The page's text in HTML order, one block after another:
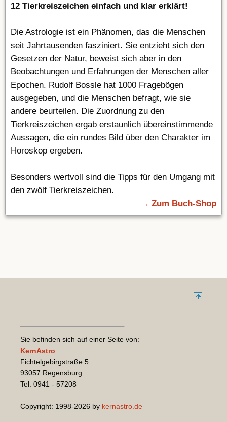
12 Tierkreiszeichen einfach und klar erklärt!
Die Astrologie ist ein Phänomen, das die Menschen
seit Jahrtausenden fasziniert. Sie entzieht sich den
Gesetzen der Natur, beweist sich aber in den
Beobachtungen und Erfahrungen der Menschen aller
Epochen. Rudolf Bossle hat 1000 Fragebögen
ausgegeben, und die Menschen befragt, wie sie
andere beurteilen. Die Zuordnung zu den
Tierkreiszeichen ergab erstaunlich übereinstimmende
Aussagen, die ein rundes Bild über den Charakter im
Horoskop ergeben.
Besonders wertvoll sind die Tipps für den Umgang mit
den zwölf Tierkreiszeichen.
→ Zum Buch-Shop
Sie befinden sich auf einer Seite von:
KernAstro
Fichtelgebirgstraße 5
93057 Regensburg
Tel: 0941 - 57208
Copyright: 1998-2026 by kernastro.de